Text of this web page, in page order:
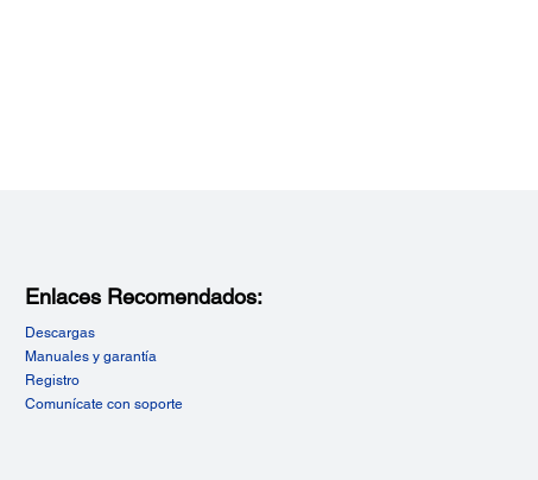
a 80%Enlaces Recomendados:
Descargas
Manuales y garantía
Registro
Comunícate con soporte